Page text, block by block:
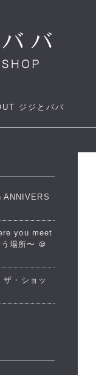
ジジとババ
ANNIVERS
you meet
場所〜 ＠
・ショッ